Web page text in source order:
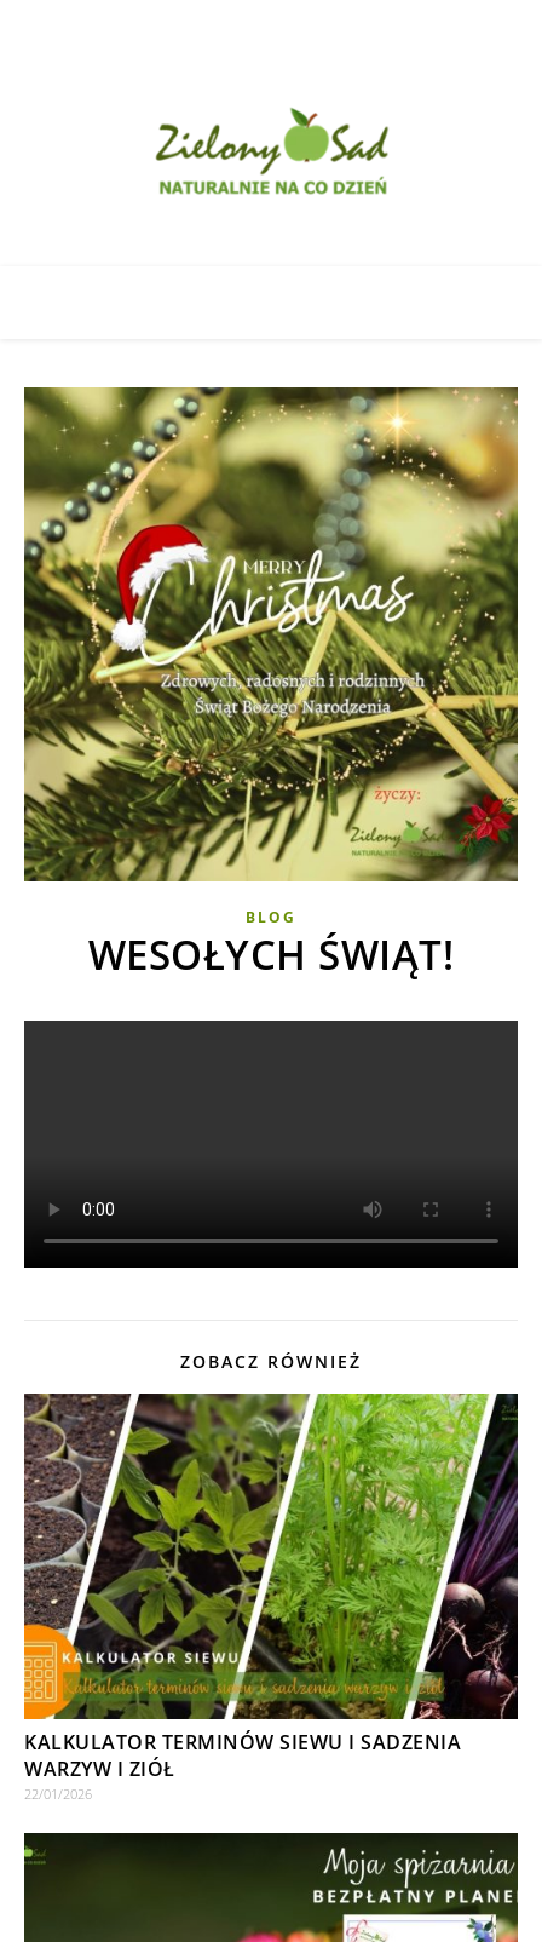
BLOG
WESOŁYCH ŚWIĄT!
ZOBACZ RÓWNIEŻ
KALKULATOR TERMINÓW SIEWU I SADZENIA
WARZYW I ZIÓŁ
22/01/2026